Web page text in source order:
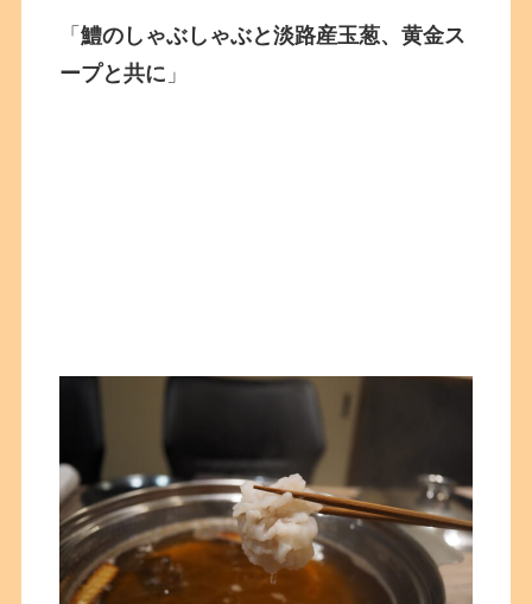
「鱧のしゃぶしゃぶと淡路産玉葱、黄金ス
ープと共に 」